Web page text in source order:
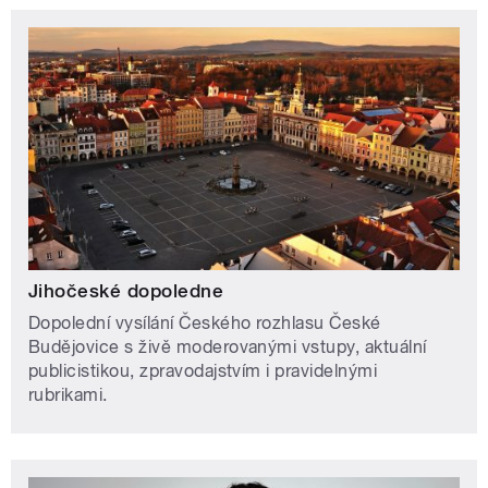
Jihočeské dopoledne
Dopolední vysílání Českého rozhlasu České
Budějovice s živě moderovanými vstupy, aktuální
publicistikou, zpravodajstvím i pravidelnými
rubrikami.